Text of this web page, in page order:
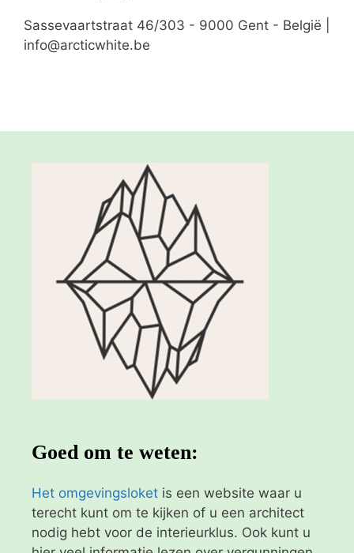
Sassevaartstraat 46/303 - 9000 Gent - België |
info@arcticwhite.be
Goed om te weten:
Het omgevingsloket is een website waar u
terecht kunt om te kijken of u een architect
nodig hebt voor de interieurklus. Ook kunt u